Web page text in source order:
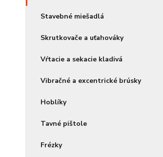
Stavebné miešadlá
Skrutkovače a uťahováky
Vŕtacie a sekacie kladivá
Vibračné a excentrické brúsky
Hoblíky
Tavné pištole
Frézky